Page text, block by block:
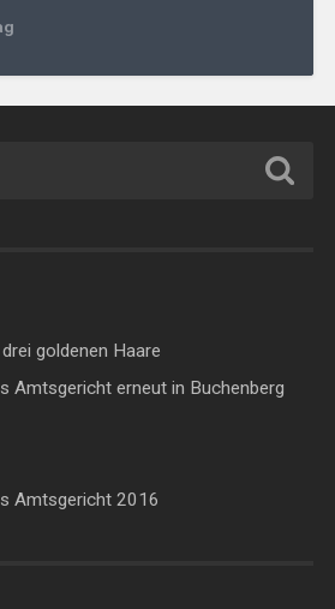
goldenen Haare
Amtsgericht erneut in Buchenberg
Amtsgericht 2016